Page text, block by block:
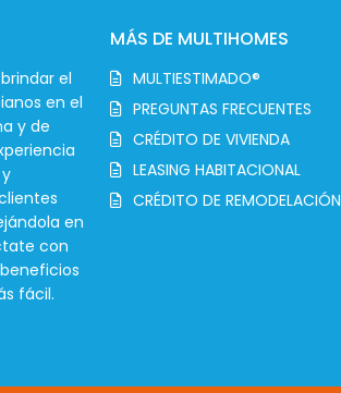
el
en el
y de
en
con
fácil.
MÁS DE MULTIHOMES
MULTIESTIMADO®
PREGUNTAS FRECUENTES
CRÉDITO DE VIVIENDA
LEASING HABITACIONAL
CRÉDITO DE REMODELACIÓN